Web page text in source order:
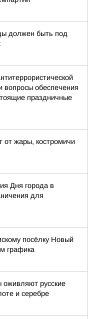
должен быть под
вопросы обеспечения
праздничные
от жары, костромичи
Дня города в
для
посёлку Новый
графика
оживляют русские
и серебре